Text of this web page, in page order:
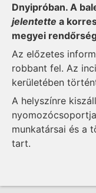
Dnyipróban. A
jelentette a
megyei
Az előzetes
robbant fel. Az
kerületében
A helyszínre
munkatársai és a
tart.